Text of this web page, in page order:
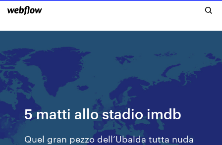
5 matti allo stadio imdb
Quel gran pezzo dell’Ubalda tutta nuda